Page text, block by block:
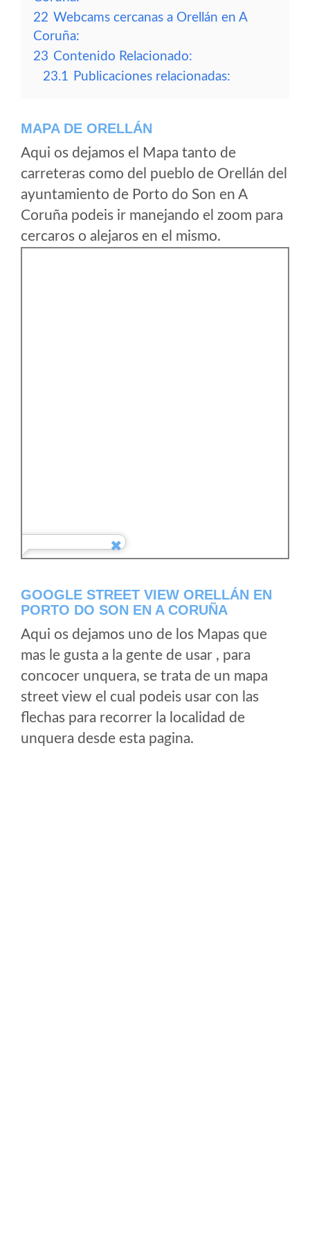
22 Webcams cercanas a Orellán en A
Coruña:
23 Contenido Relacionado:
23.1 Publicaciones relacionadas:
MAPA DE ORELLÁN
Aqui os dejamos el Mapa tanto de
carreteras como del pueblo de Orellán del
ayuntamiento de Porto do Son en A
Coruña podeis ir manejando el zoom para
cercaros o alejaros en el mismo.
GOOGLE STREET VIEW ORELLÁN EN
PORTO DO SON EN A CORUÑA
Aqui os dejamos uno de los Mapas que
mas le gusta a la gente de usar , para
concocer unquera, se trata de un mapa
street view el cual podeis usar con las
flechas para recorrer la localidad de
unquera desde esta pagina.